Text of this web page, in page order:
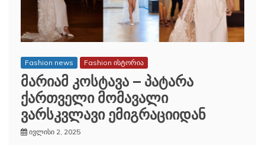
Fashion news Fashion ისტორია
მარიამ კოსტავა – პატარა
ქართველი მომავალი
ვარსკვლავი ემიგრაციიდან
ივლისი 2, 2025